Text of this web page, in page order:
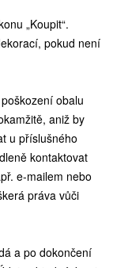
„Koupit“.
pokud není
obalu
aniž by
u příslušného
kontaktovat
e-mailem nebo
práva vůči
a po dokončení